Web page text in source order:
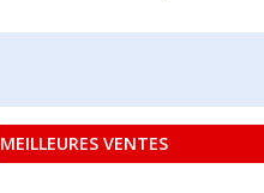
MEILLEURES VENTES